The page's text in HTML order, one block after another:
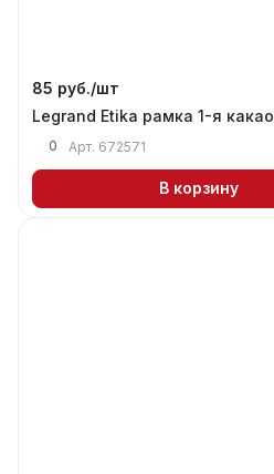
85 руб./шт
Legrand Etika рамка 1-я какао
0 Арт. 672571
В корзину